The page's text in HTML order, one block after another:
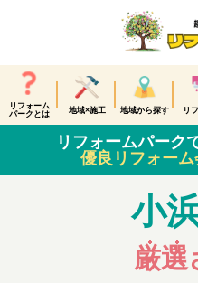
リフォーム
パークとは
地域×施工 地域から探す リ
リフォームパーク
優良リフォーム
小
厳選